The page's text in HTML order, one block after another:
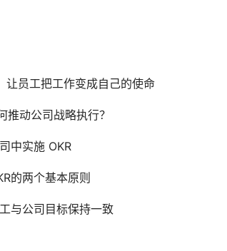
让员工把工作变成自己的使命
推动公司战略执行？
中实施 OKR
的两个基本原则
与公司目标保持一致